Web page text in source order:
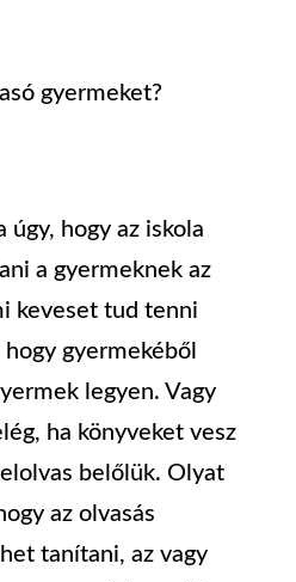
úgy, hogy az iskola
a gyermeknek az
keveset tud tenni
gyermekéből
legyen. Vagy
ha könyveket vesz
belőlük. Olyat
az olvasás
tanítani, az vagy